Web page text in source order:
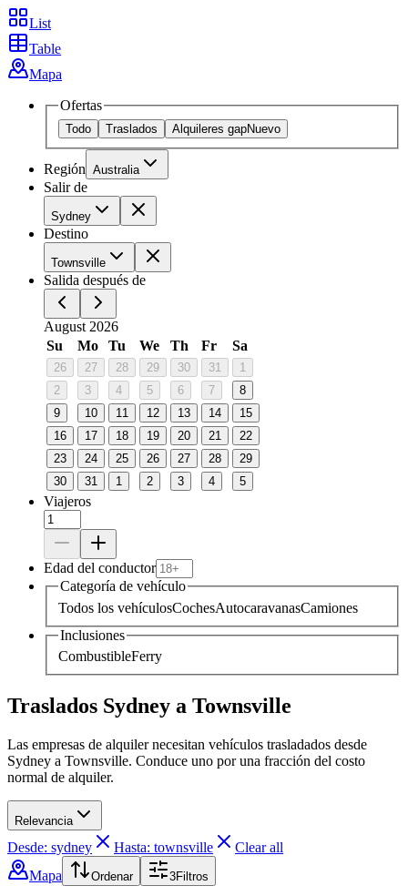
List
Table
Mapa
Ofertas
Todo Traslados Alquileres gapNuevo
Región Australia
Salir de
Sydney
Destino
Townsville
Salida después de
August 2026
Su
Mo Tu We Th Fr Sa
26 27 28 29 30 31
1
2
3 4 5 6 7
8
9
10 11 12 13 14
15
16
17 18 19 20 21
22
23
24 25 26 27 28
29
30
31 1 2 3 4 5
Viajeros
Edad del conductor
Categoría de vehículo
Todos los vehículosCochesAutocaravanasCamiones
Inclusiones
CombustibleFerry
Traslados Sydney a Townsville
Las empresas de alquiler necesitan vehículos trasladados desde
Sydney a Townsville. Conduce uno por una fracción del costo
normal de alquiler.
Relevancia
Desde: sydney Hasta: townsville
Clear all
Mapa
Ordenar 3Filtros